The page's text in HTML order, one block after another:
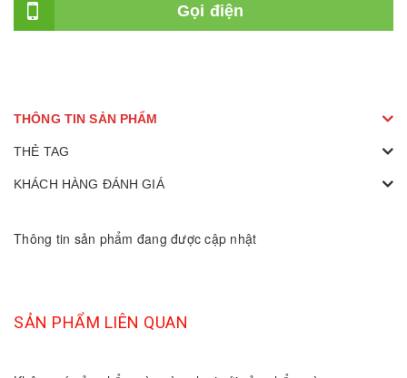
Gọi điện
THÔNG TIN SẢN PHẨM
THẺ TAG
KHÁCH HÀNG ĐÁNH GIÁ
Thông tin sản phẩm đang được cập nhật
SẢN PHẨM LIÊN QUAN